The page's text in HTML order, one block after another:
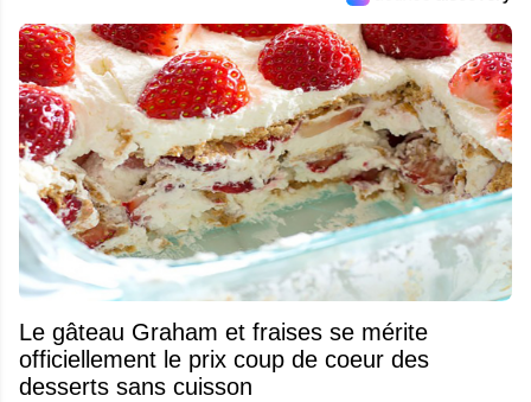
Le gâteau Graham et fraises se mérite
officiellement le prix coup de coeur des
desserts sans cuisson